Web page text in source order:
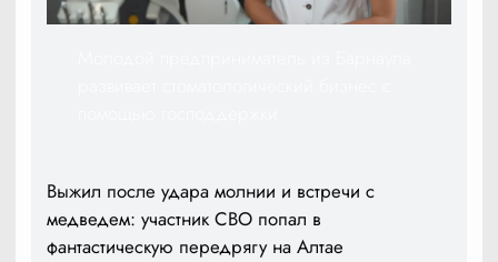
Выжил после удара молнии и встречи с
медведем: участник СВО попал в
фантастическую передрягу на Алтае